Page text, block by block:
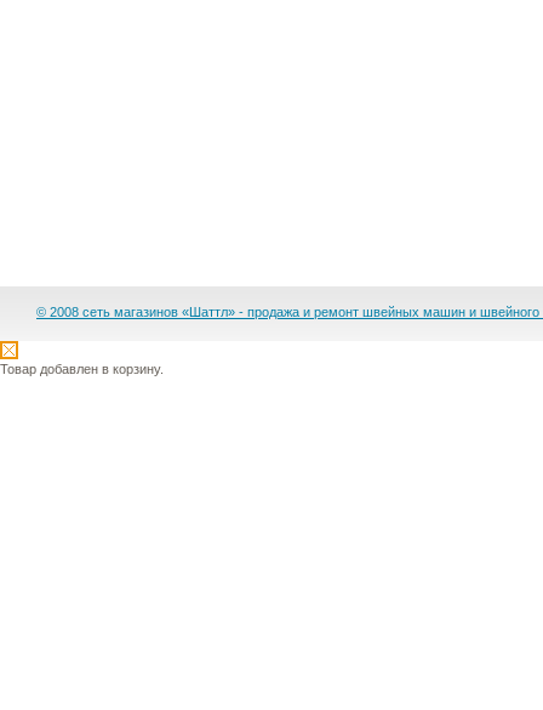
© 2008 сеть магазинов «Шаттл» - продажа и ремонт швейных машин и швейного
Товар добавлен в корзину.